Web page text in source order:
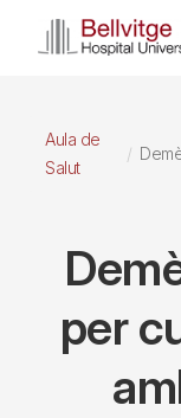
Aula de
Salut
per